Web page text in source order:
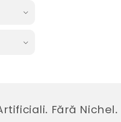
Fără Nichel.